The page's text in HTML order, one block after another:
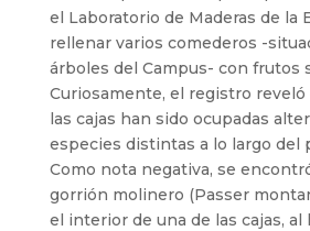
el Laboratorio de Maderas de la
rellenar varios comederos -
árboles del Campus- con frutos
Curiosamente, el registro reveló
las cajas han sido ocupadas
especies distintas a lo largo del
Como nota negativa, se
gorrión molinero (Passer
el interior de una de las cajas, al